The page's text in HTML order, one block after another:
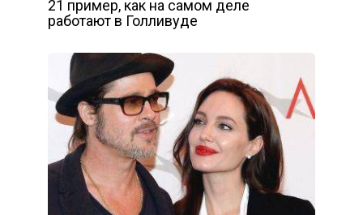
21 пример, как на самом деле
работают в Голливуде